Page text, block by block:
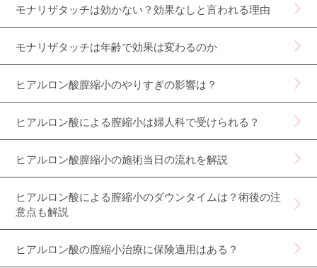
モナリザタッチは効かない？効果なしと言われる理由
モナリザタッチは年齢で効果は変わるのか
ヒアルロン酸膣縮小のやりすぎの影響は？
ヒアルロン酸による膣縮小は婦人科で受けられる？
ヒアルロン酸膣縮小の施術当日の流れを解説
ヒアルロン酸による膣縮小のダウンタイムは？術後の注
意点も解説
ヒアルロン酸の膣縮小治療に保険適用はある？